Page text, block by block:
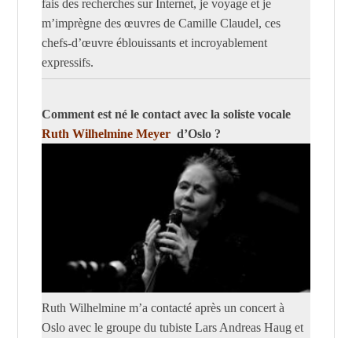
fais des recherches sur Internet, je voyage et je
m’imprègne des œuvres de Camille Claudel, ces
chefs-d’œuvre éblouissants et incroyablement
expressifs.
Comment est né le contact avec la soliste vocale
Ruth Wilhelmine Meyer d’Oslo ?
Ruth Wilhelmine m’a contacté après un concert à
Oslo avec le groupe du tubiste Lars Andreas Haug et